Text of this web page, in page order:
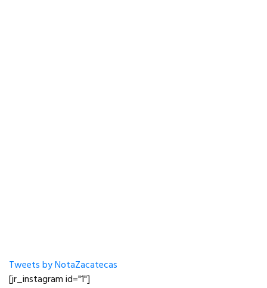
Tweets by NotaZacatecas
[jr_instagram id="1"]